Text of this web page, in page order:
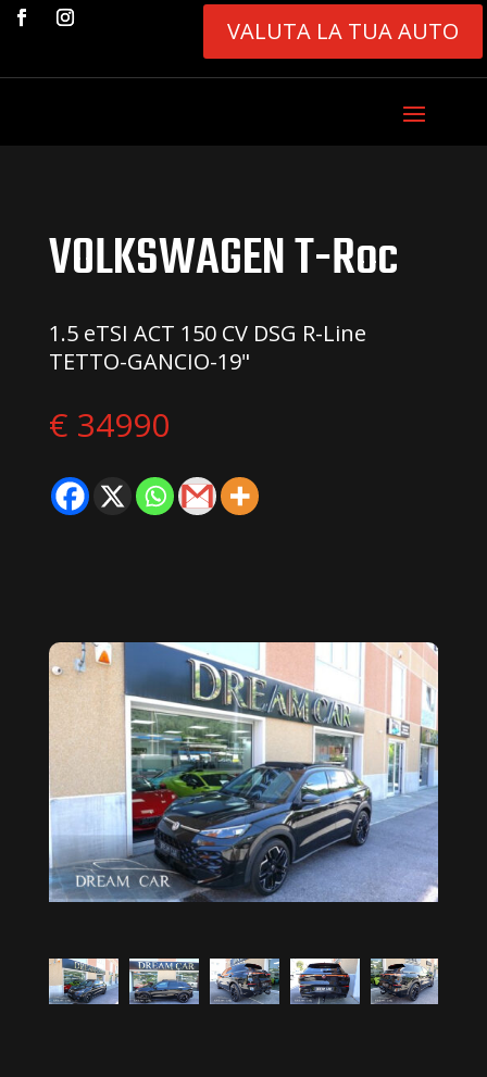
VALUTA LA TUA AUTO
VOLKSWAGEN T-Roc
1.5 eTSI ACT 150 CV DSG R-Line
TETTO-GANCIO-19"
€ 34990